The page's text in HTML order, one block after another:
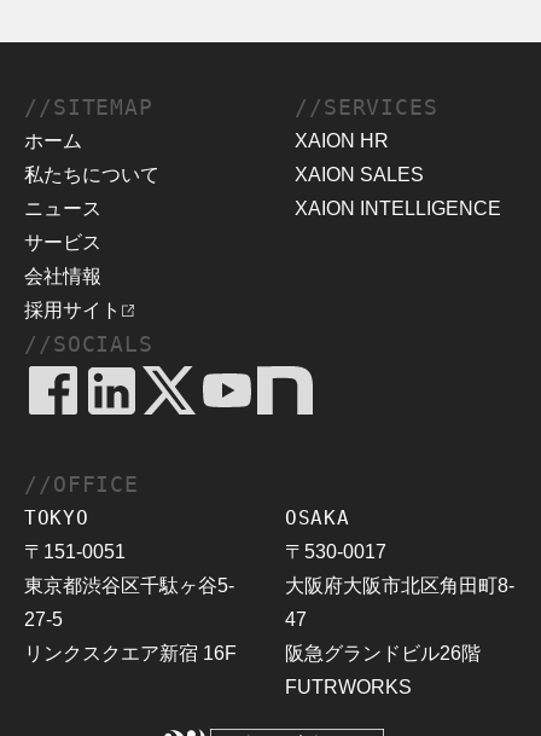
//SITEMAP
ホーム
私たちについて
ニュース
サービス
会社情報
採用サイト
//SERVICES
XAION HR
XAION SALES
XAION INTELLIGENCE
//OFFICE
TOKYO
〒151-0051
東京都渋谷区千駄ヶ谷5-
27-5
リンクスクエア新宿 16F
OSAKA
〒530-0017
大阪府大阪市北区角田町8-
47
阪急グランドビル26階
FUTRWORKS
//SOCIALS